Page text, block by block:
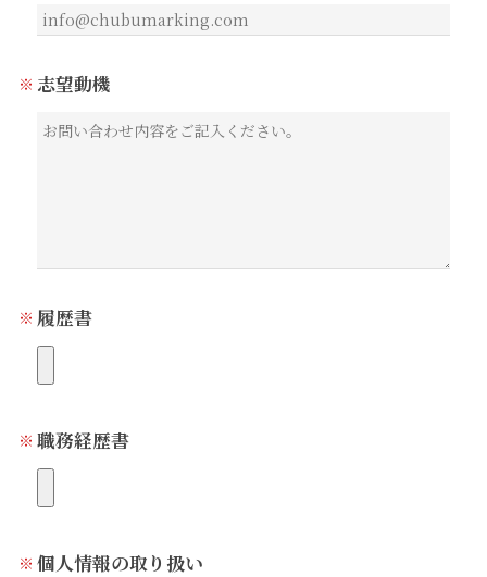
志望動機
履歴書
職務経歴書
個人情報の取り扱い